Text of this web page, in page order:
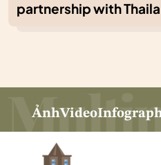
partnership with
ẢnhVideo